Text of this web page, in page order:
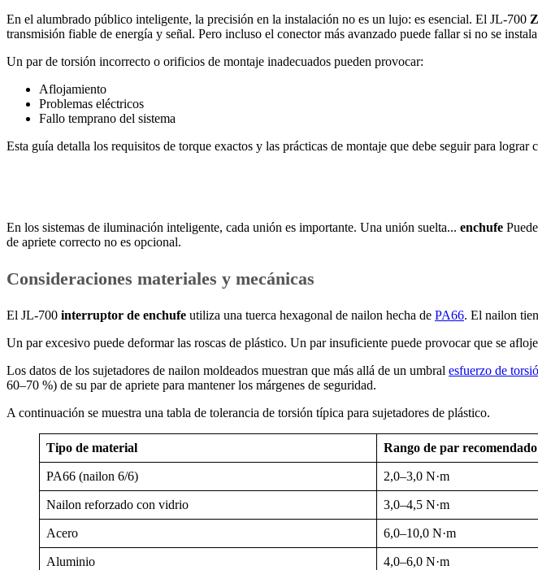
En el alumbrado público inteligente, la precisión en la instalación no es un lujo: es esencial. El JL-700
transmisión fiable de energía y señal. Pero incluso el conector más avanzado puede fallar si no se
Un par de torsión incorrecto o orificios de montaje inadecuados pueden provocar:
Aflojamiento
Problemas eléctricos
Fallo temprano del sistema
Esta guía detalla los requisitos de torque exactos y las prácticas de montaje que debe seguir para lograr
En los sistemas de iluminación inteligente, cada unión es importante. Una unión suelta... enchufe
de apriete correcto no es opcional.
Consideraciones materiales y mecánicas
El JL-700 interruptor de enchufe utiliza una tuerca hexagonal de nailon hecha de PA66. El nailon
Un par excesivo puede deformar las roscas de plástico. Un par insuficiente puede provocar que se
Los datos de los sujetadores de nailon moldeados muestran que más allá de un umbral esfuerzo de
60–70 %) de su par de apriete para mantener los márgenes de seguridad.
A continuación se muestra una tabla de tolerancia de torsión típica para sujetadores de plástico.
Tipo de material Rango de par recomendado
PA66 (nailon 6/6) 2,0–3,0 N·m
Nailon reforzado con vidrio 3,0–4,5 N·m
Acero 6,0–10,0 N·m
Aluminio 4,0–6,0 N·m